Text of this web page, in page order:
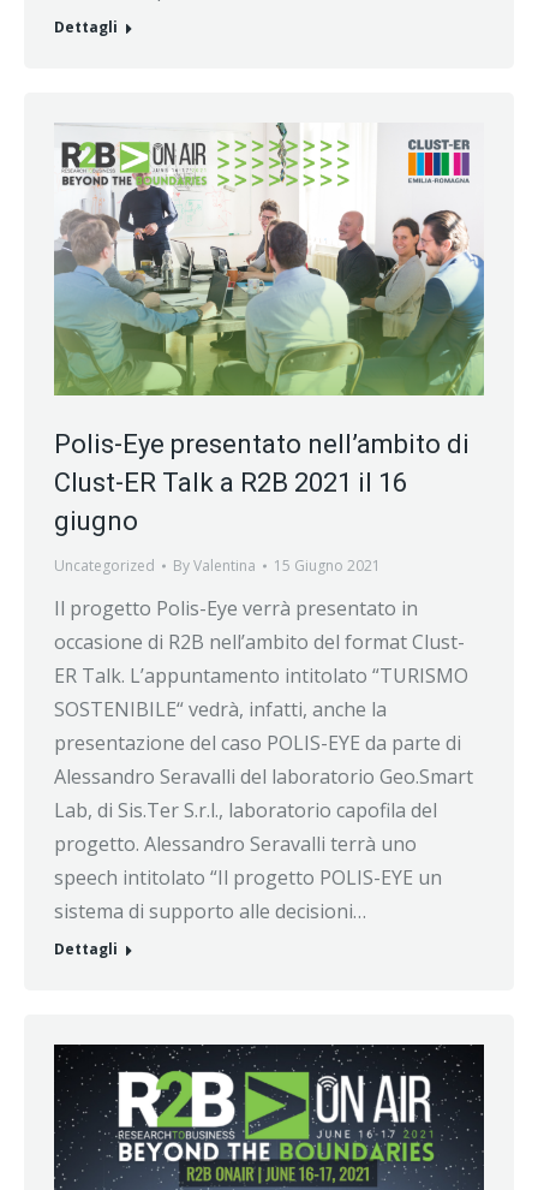
Dettagli
Polis-Eye presentato nell’ambito di
Clust-ER Talk a R2B 2021 il 16
giugno
Uncategorized ByValentina 15 Giugno 2021
Il progetto Polis-Eye verrà presentato in
occasione di R2B nell’ambito del format Clust-
ER Talk. L’appuntamento intitolato “TURISMO
SOSTENIBILE“ vedrà, infatti, anche la
presentazione del caso POLIS-EYE da parte di
Alessandro Seravalli del laboratorio Geo.Smart
Lab, di Sis.Ter S.r.l., laboratorio capofila del
progetto. Alessandro Seravalli terrà uno
speech intitolato “Il progetto POLIS-EYE un
sistema di supporto alle decisioni…
Dettagli